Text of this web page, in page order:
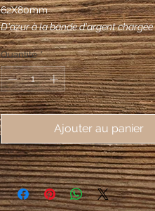
62X80mm
D'azur à la bande d'argent chargée
cloches de vair aboutées de
Quantité *
Ajouter au panier